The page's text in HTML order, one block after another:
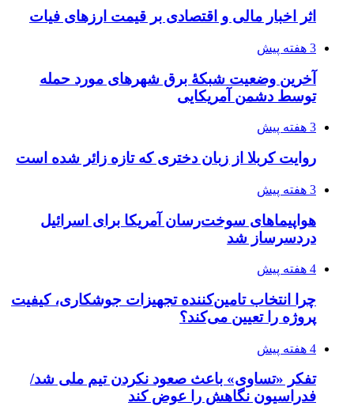
اثر اخبار مالی و اقتصادی بر قیمت ارزهای فیات
3 هفته پیش
آخرین وضعیت شبکۀ برق شهرهای مورد حمله
توسط دشمن آمریکایی
3 هفته پیش
روایت کربلا از زبان دختری که تازه زائر شده است
3 هفته پیش
هواپیماهای سوخت‌رسان آمریکا برای اسرائیل
دردسرساز شد
4 هفته پیش
چرا انتخاب تامین‌کننده تجهیزات جوشکاری، کیفیت
پروژه را تعیین می‌کند؟
4 هفته پیش
تفکر «تساوی» باعث صعود نکردن تیم ملی شد/
فدراسیون نگاهش را عوض کند